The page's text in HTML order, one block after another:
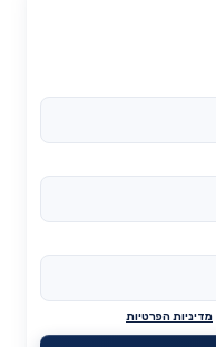
מדיניות הפרטיות